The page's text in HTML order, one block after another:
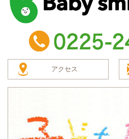
baby smile
TEL：0225-24-8304
アクセス